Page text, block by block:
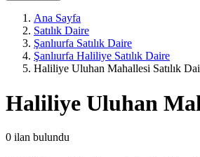
Ana Sayfa
Satılık Daire
Şanlıurfa Satılık Daire
Şanlıurfa Haliliye Satılık Daire
Haliliye Uluhan Mahallesi Satılık
Haliliye Uluhan
0 ilan bulundu